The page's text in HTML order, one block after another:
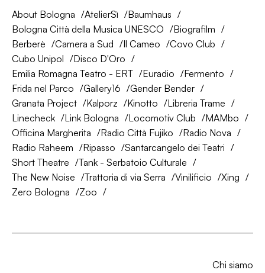
About Bologna AtelierSì
Baumhaus
Bologna Città della Musica UNESCO
Biografilm
Berberè
Camera a Sud Il Cameo
Covo Club
Cubo Unipol
Disco D'Oro
Emilia Romagna Teatro - ERT
Euradio
Fermento
Frida nel Parco
Gallery16
Gender Bender
Granata Project
Kalporz Kinotto
Libreria Trame
Linecheck
Link Bologna Locomotiv Club
MAMbo
Officina Margherita
Radio Città Fujiko
Radio Nova
Radio Raheem
Ripasso
Santarcangelo dei Teatri
Short Theatre
Tank - Serbatoio Culturale
The New Noise
Trattoria di via Serra Vinilificio
Xing
Zero Bologna
Zoo
Chi siamo